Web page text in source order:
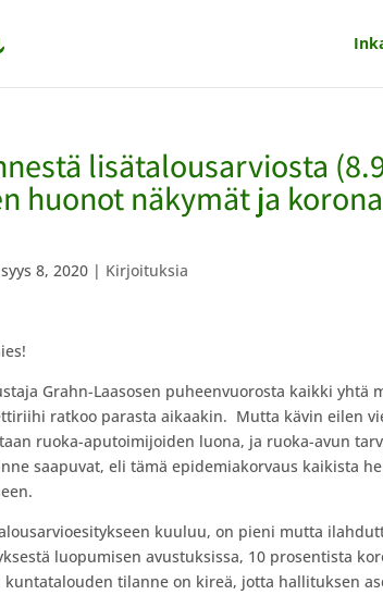
lisätalousarviosta
huonot näkymät ja
syys 8, 2020 | Kirjoituksia
Grahn-Laasosen puheenvuorosta kaikki yhtä
ratkoo parasta aikaakin. Mutta kävin eilen
ruoka-aputoimijoiden luona, ja ruoka-avun
saapuvat, eli tämä epidemiakorvaus kaikista
kuuluu, on pieni mutta
luopumisen avustuksissa, 10 prosentista
tilanne on kireä, jotta hallituksen